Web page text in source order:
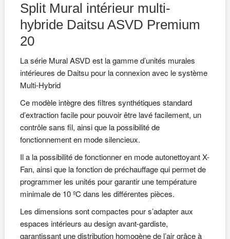
Split Mural intérieur multi-
hybride Daitsu ASVD Premium
20
La série Mural ASVD est la gamme d’unités murales
intérieures de Daitsu pour la connexion avec le système
Multi-Hybrid
Ce modèle intègre des filtres synthétiques standard
d’extraction facile pour pouvoir être lavé facilement, un
contrôle sans fil, ainsi que la possibilité de
fonctionnement en mode silencieux.
Il a la possibilité de fonctionner en mode autonettoyant X-
Fan, ainsi que la fonction de préchauffage qui permet de
programmer les unités pour garantir une température
minimale de 10 ºC dans les différentes pièces.
Les dimensions sont compactes pour s’adapter aux
espaces intérieurs au design avant-gardiste,
garantissant une distribution homogène de l’air grâce à